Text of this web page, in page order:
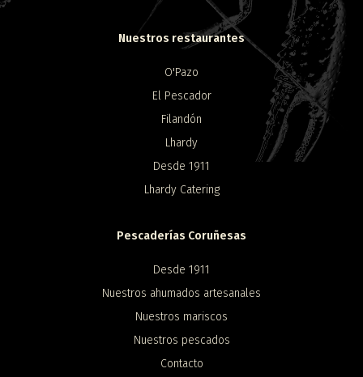
Nuestros restaurantes
O'Pazo
El Pescador
Filandón
Lhardy
Desde 1911
Lhardy Catering
Pescaderías Coruñesas
Desde 1911
Nuestros ahumados artesanales
Nuestros mariscos
Nuestros pescados
Contacto